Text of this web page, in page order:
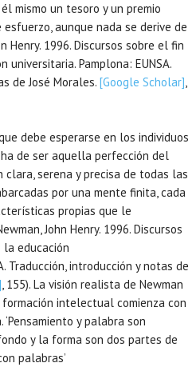
mismo un tesoro y un premio
aunque nada se derive de
Henry. 1996. Discursos sobre el fin
universitaria. Pamplona: EUNSA.
de José Morales. [Google Scholar],
debe esperarse en los individuos
de ser aquella perfección del
clara, serena y precisa de todas las
por una mente finita, cada
propias que le
John Henry. 1996. Discursos
educación
. Traducción, introducción y notas de
, 155). La visión realista de Newman
intelectual comienza con
y palabra son
y la forma son dos partes de
palabras’